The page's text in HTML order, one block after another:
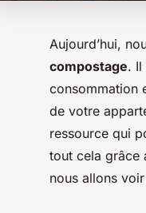
Aujourd’hui,
compostage. Il
consommation
de votre
ressource qui
tout cela grâce
nous allons